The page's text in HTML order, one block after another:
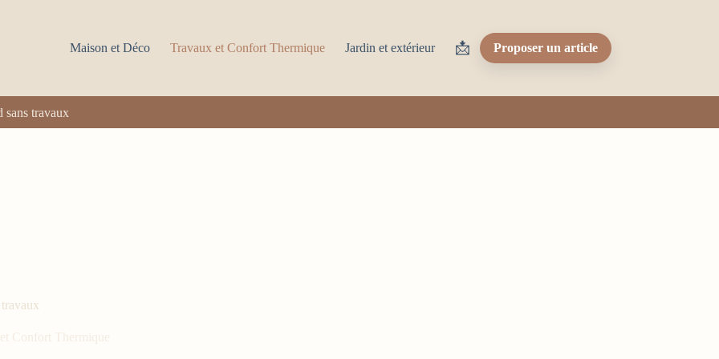
Maison et Déco
Travaux et Confort Thermique Jardin et extérieur 📩 Proposer un article
sans travaux
et Confort Thermique